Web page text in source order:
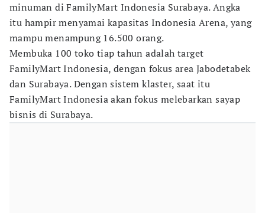
minuman di FamilyMart Indonesia Surabaya. Angka
itu hampir menyamai kapasitas Indonesia Arena, yang
mampu menampung 16.500 orang.
Membuka 100 toko tiap tahun adalah target
FamilyMart Indonesia, dengan fokus area Jabodetabek
dan Surabaya. Dengan sistem klaster, saat itu
FamilyMart Indonesia akan fokus melebarkan sayap
bisnis di Surabaya.